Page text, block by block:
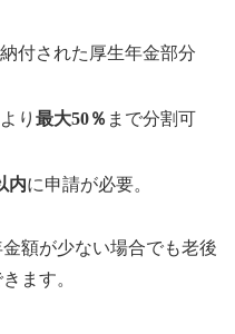
付された厚生年金部分
り最大50％ まで分割可
内に申請が必要。
額が少ない場合でも老後
ます。